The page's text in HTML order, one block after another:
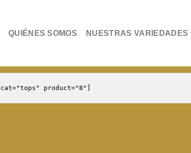
QUIÉNES SOMOS NUESTRAS VARIEDADES